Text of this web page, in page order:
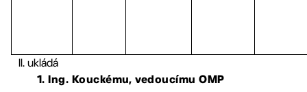
ukládá
1. Ing. Kouckému, vedoucímu OMP